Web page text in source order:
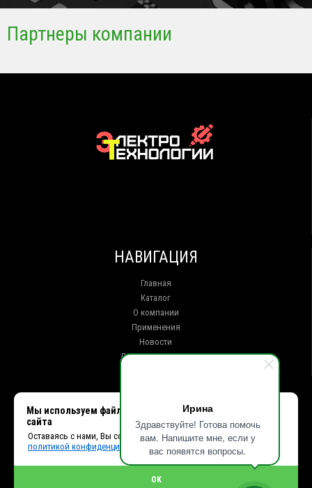
Ирина
Здравствуйте! Готова помочь
вам. Напишите мне, если у
вас появятся вопросы.
Партнеры компании
НАВИГАЦИЯ
Главная
Каталог
О компании
Применения
Новости
Доставка и оплата
г. Иркутск ул. Клары Цеткин, 16, офис 15
+7 (914) 010-76-83, 8 (3952) 93-27-93 - Отдел продаж
+7 (950) 075-85-99 - Техническая поддержка
info@et38.ru - Общая почта
et2@et38.ru - Отдел продаж
Мы используем файлы cookie, чтобы улучшить работу
сайта
Оставаясь с нами, Вы соглашаетесь с использованием cookies и
политикой конфиденциальности.
OK